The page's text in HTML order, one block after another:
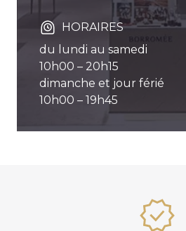
HORAIRES
du lundi au samedi
10h00 – 20h15
dimanche et jour férié
10h00 – 19h45